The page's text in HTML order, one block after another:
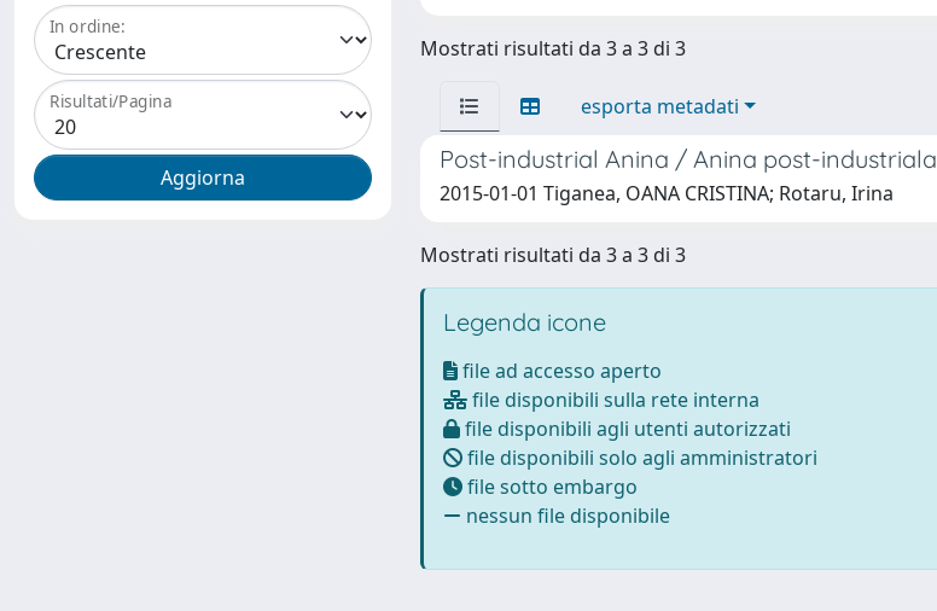
In ordine:
Risultati/Pagina
Mostrati risultati da 3 a 3 di 3
esporta metadati
Post-industrial Anina / Anina post-industriala
2015-01-01 Tiganea, OANA CRISTINA; Rotaru, Irina
Mostrati risultati da 3 a 3 di 3
Legenda icone
file ad accesso aperto
file disponibili sulla rete interna
file disponibili agli utenti autorizzati
file disponibili solo agli amministratori
file sotto embargo
nessun file disponibile